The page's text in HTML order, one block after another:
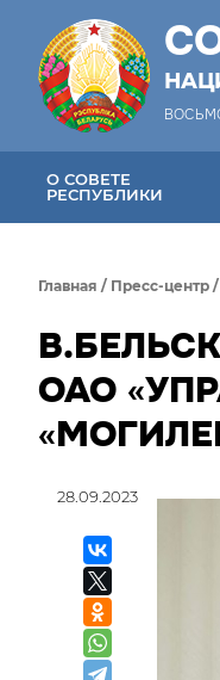
О СОВЕТЕ
РЕСПУБЛИКИ
Главная / Пресс-центр /
ОАО
28.09.2023